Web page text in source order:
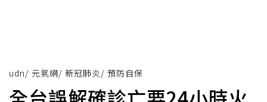
udn/ 元氣網/ 新冠肺炎 / 預防自保